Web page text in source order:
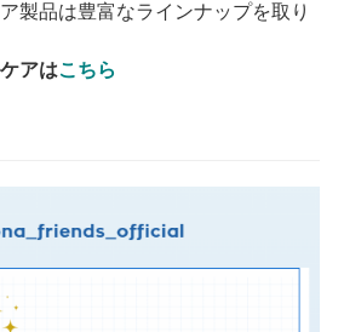
製品は豊富なラインナップを取り
アはこちら